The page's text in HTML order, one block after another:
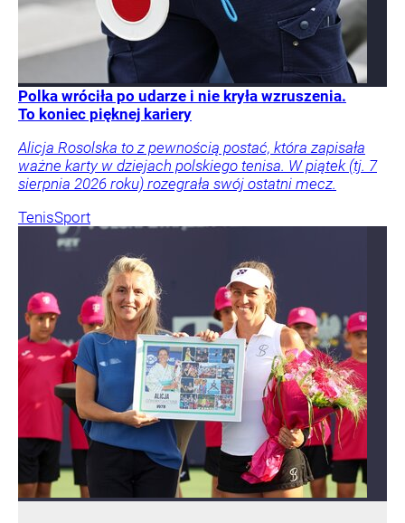
Polka wróciła po udarze i nie kryła wzruszenia.
To koniec pięknej kariery
Alicja Rosolska to z pewnością postać, która zapisała
ważne karty w dziejach polskiego tenisa. W piątek (tj. 7
sierpnia 2026 roku) rozegrała swój ostatni mecz.
TenisSport